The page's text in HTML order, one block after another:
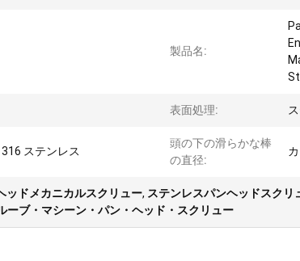
製品名:
表面処理:
ステンレス
頭の下の滑らかな棒
の直径:
ッドメカニカルスクリュー, ステンレスパンヘッドスクリ
ーブ・マシーン・パン・ヘッド・スクリュー